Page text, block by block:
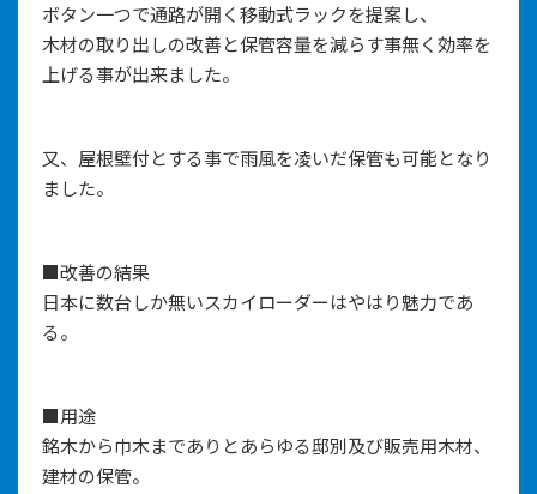
ボタン一つで通路が開く移動式ラックを提案し、
木材の取り出しの改善と保管容量を減らす事無く効率を
上げる事が出来ました。
又、屋根壁付とする事で雨風を凌いだ保管も可能となり
ました。
■改善の結果
日本に数台しか無いスカイローダーはやはり魅力であ
る。
■用途
銘木から巾木までありとあらゆる邸別及び販売用木材、
建材の保管。